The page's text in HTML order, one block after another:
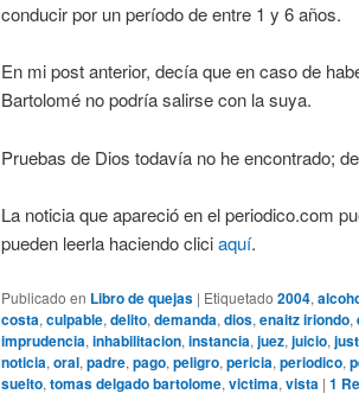
conducir por un período de entre 1 y 6 años.
En mi post anterior, decía que en caso de
Bartolomé no podría salirse con la suya.
Pruebas de Dios todavía no he encontrado;
La noticia que apareció en el periodico.com
pueden leerla haciendo cliciaquí.
Publicado en Libro de quejas | Etiquetado 2004,
costa, culpable, delito, demanda, dios, enaitz iriondo,
imprudencia, inhabilitacion, instancia, juez, juicio,
noticia, oral, padre, pago, peligro, pericia, periodico,
suelto, tomas delgado bartolome, victima, vista | 1